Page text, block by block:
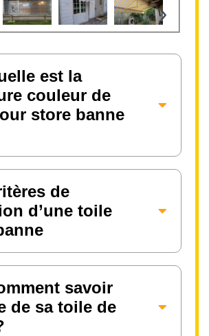
›
est la
couleur de
store banne
de
d’une toile
savoir
de sa toile de